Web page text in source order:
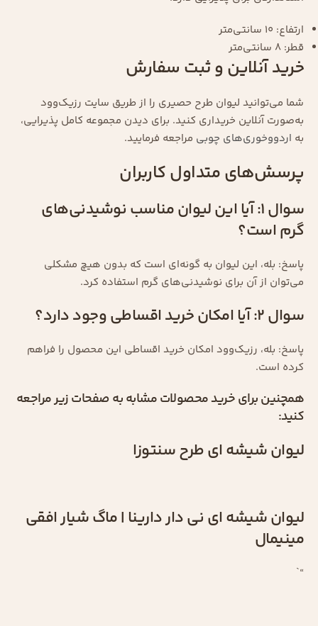
ارتفاع: 10 سانتی‌متر
قطر: 8 سانتی‌متر
خرید آنلاین و ثبت سفارش
شما می‌توانید لیوان طرح حصیری را از طریق سایت رزیک‌وود
به‌صورت آنلاین خریداری کنید. برای دیدن مجموعه کامل پذیرایی،
به اردووخوری‌های چوبی مراجعه فرمایید.
پرسش‌های متداول کاربران
سوال ۱: آیا این لیوان مناسب نوشیدنی‌های
گرم است؟
پاسخ: بله، این لیوان به گونه‌ای است که بدون هیچ مشکلی
می‌توان از آن برای نوشیدنی‌های گرم استفاده کرد.
سوال ۲: آیا امکان خرید اقساطی وجود دارد؟
پاسخ: بله، رزیک‌وود امکان خرید اقساطی این محصول را فراهم
کرده است.
همچنین برای خرید محصولات مشابه به صفحات زیر مراجعه
کنید:
لیوان شیشه ای طرح سنتوزا
لیوان شیشه ای نی دار دارینا | ماگ شیار افقی
مینیمال
“`